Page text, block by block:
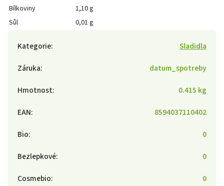
Bílkoviny
1,10 g
Sůl
0,01 g
Kategorie:
Sladidla
Záruka:
datum_spotreby
Hmotnost:
0.415 kg
EAN:
8594037110402
Bio:
0
Bezlepkové:
0
Cosmebio:
0